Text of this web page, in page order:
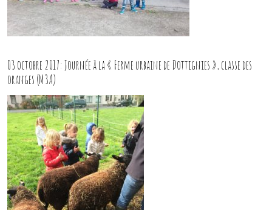
03 octobre 2017: Journée à la « Ferme urbaine de Dottignies », classe des
oranges (M3A)